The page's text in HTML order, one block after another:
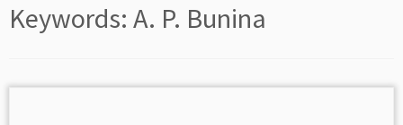
Keywords: A. P. Bunina